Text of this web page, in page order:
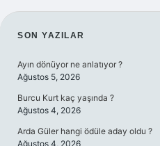
SIDEBAR
SON YAZILAR
Ayın dönüyor ne anlatıyor ?
Ağustos 5, 2026
Burcu Kurt kaç yaşında ?
Ağustos 4, 2026
Arda Güler hangi ödüle aday oldu ?
Ağustos 4, 2026